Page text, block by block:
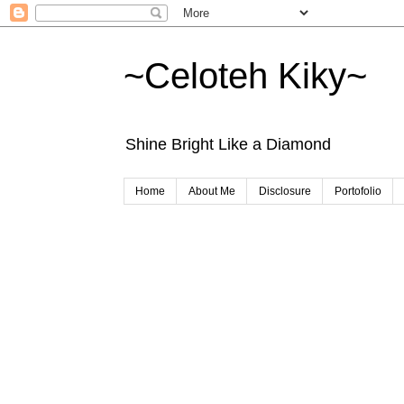
~Celoteh Kiky~
Shine Bright Like a Diamond
Home About Me Disclosure Portofolio